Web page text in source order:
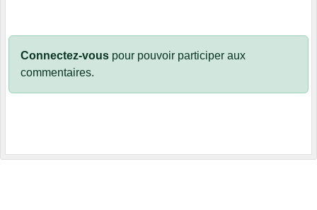
Connectez-vous pour pouvoir participer aux
commentaires.